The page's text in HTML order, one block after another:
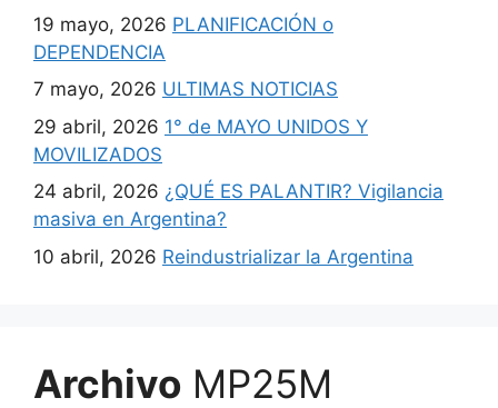
19 mayo, 2026 PLANIFICACIÓN o
DEPENDENCIA
7 mayo, 2026 ULTIMAS NOTICIAS
29 abril, 2026 1° de MAYO UNIDOS Y
MOVILIZADOS
24 abril, 2026 ¿QUÉ ES PALANTIR? Vigilancia
masiva en Argentina?
10 abril, 2026 Reindustrializar la Argentina
Archivo MP25M